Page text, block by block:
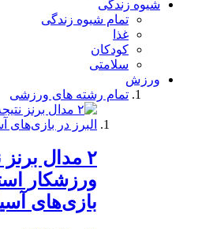
شیوه زندگی
تمام شیوه زندگی
غذا
کودکان
سلامتی
ورزش
تمام رشته های ورزشی
ورزشکار
بازی‌های